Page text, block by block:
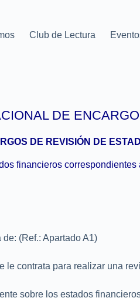
Club de Lectura
DE
DE REVISIÓN DE
financieros
(Ref.: Apartado A1)
contrata para realizar una
sobre los estados